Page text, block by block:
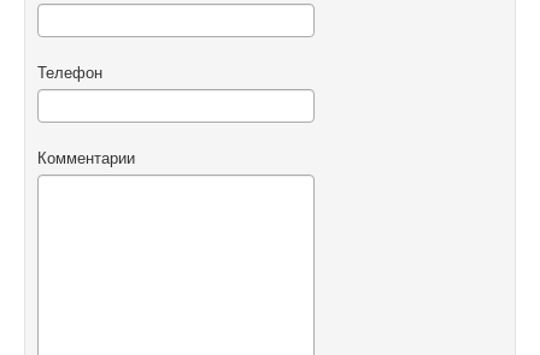
Телефон
Комментарии